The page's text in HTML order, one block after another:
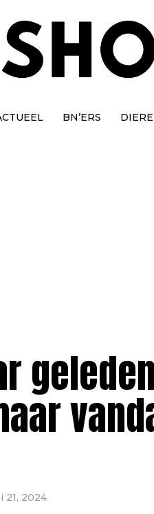
BN’ERS
21, 2024